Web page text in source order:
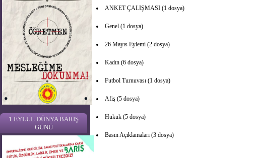
1 EYLÜL DÜNYA BARIŞ
GÜNÜ
ANKET ÇALIŞMASI (1 dosya)
Genel (1 dosya)
26 Mayıs Eylemi (2 dosya)
Kadın (6 dosya)
Futbol Turnuvası (1 dosya)
Afiş (5 dosya)
Hukuk (5 dosya)
Basın Açıklamaları (3 dosya)